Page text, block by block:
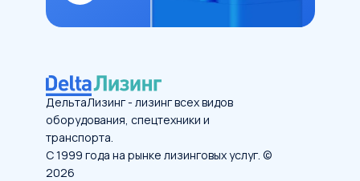
ДельтаЛизинг - лизинг всех видов
оборудования, спецтехники и
транспорта.
С 1999 года на рынке лизинговых услуг. ©
2026